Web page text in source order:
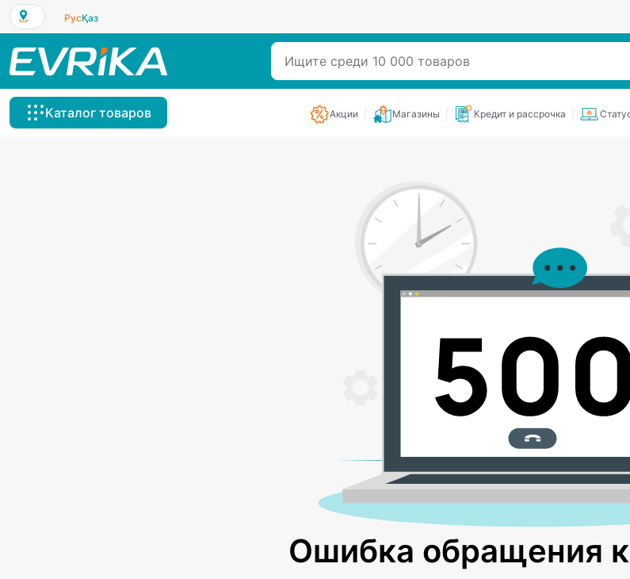
РусҚаз
Каталог товаров Акции Магазины Кредит и рассрочка
Ошибка обращения